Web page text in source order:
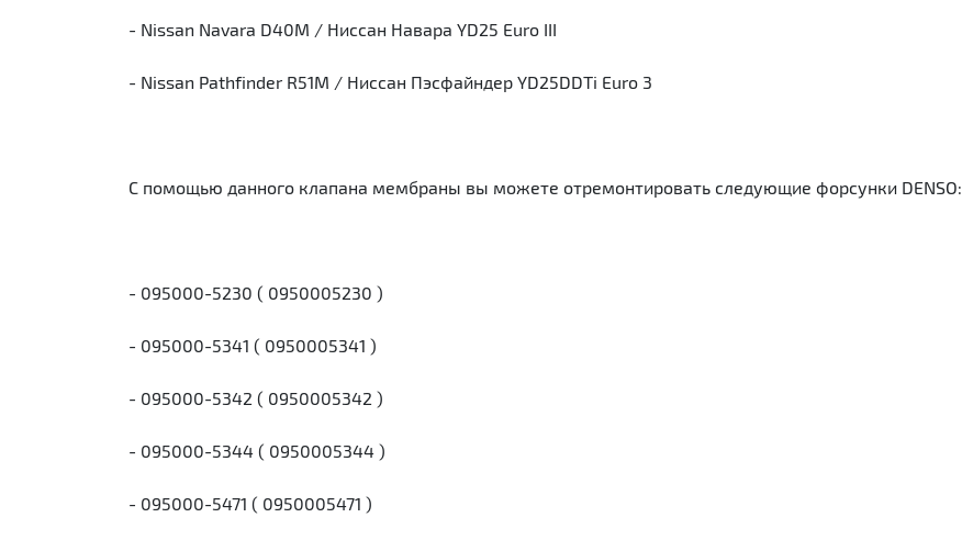
- Nissan Navara D40M / Ниссан Навара YD25 Euro III
- Nissan Pathfinder R51M / Ниссан Пэсфайндер YD25DDTi Euro 3
C помощью данного клапана мембраны вы можете отремонтировать следующие форсунки DENSO:
- 095000-5230 ( 0950005230 )
- 095000-5341 ( 0950005341 )
- 095000-5342 ( 0950005342 )
- 095000-5344 ( 0950005344 )
- 095000-5471 ( 0950005471 )